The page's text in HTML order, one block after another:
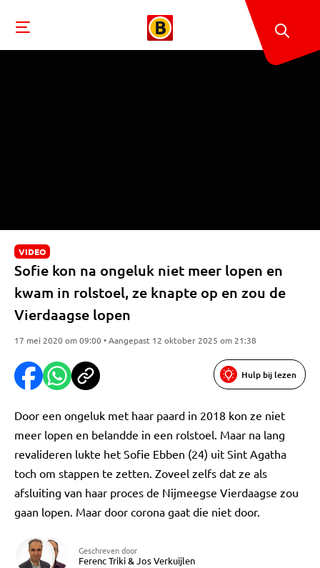
VIDEO
Sofie kon na ongeluk niet meer lopen en
kwam in rolstoel, ze knapte op en zou de
Vierdaagse lopen
17 mei 2020 om 09:00 • Aangepast 12 oktober 2025 om 21:38
Hulp bij lezen
Door een ongeluk met haar paard in 2018 kon ze niet
meer lopen en belandde in een rolstoel. Maar na lang
revalideren lukte het Sofie Ebben (24) uit Sint Agatha
toch om stappen te zetten. Zoveel zelfs dat ze als
afsluiting van haar proces de Nijmeegse Vierdaagse zou
gaan lopen. Maar door corona gaat die niet door.
Geschreven door
Ferenc Triki&Jos Verkuijlen